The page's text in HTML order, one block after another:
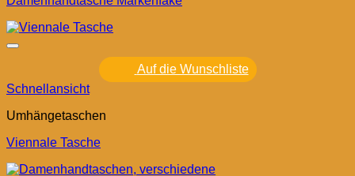
Auf die Wunschliste
Schnellansicht
Umhängetaschen
Viennale Tasche